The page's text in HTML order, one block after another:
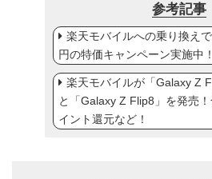
参考記事
楽天モバイルへの乗り換え
円の特価キャンペーン実施中！
楽天モバイルが「Galaxy Z
と「Galaxy Z Flip8」を発売
イント還元など！